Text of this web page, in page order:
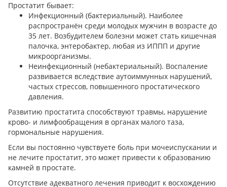
Простатит бывает:
Инфекционный (бактериальный). Наиболее
распространён среди молодых мужчин в возрасте до
35 лет. Возбудителем болезни может стать кишечная
палочка, энтеробактер, любая из ИППП и другие
микроорганизмы.
Неинфекционный (небактериальный). Воспаление
развивается вследствие аутоиммунных нарушений,
частых стрессов, повышенного простатического
давления.
Развитию простатита способствуют травмы, нарушение
крово- и лимфообращения в органах малого таза,
гормональные нарушения.
Если вы постоянно чувствуете боль при мочеиспускании и
не лечите простатит, это может привести к образованию
камней в простате.
Отсутствие адекватного лечения приводит к восхождению